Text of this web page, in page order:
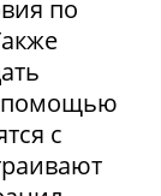
по
помощью
с